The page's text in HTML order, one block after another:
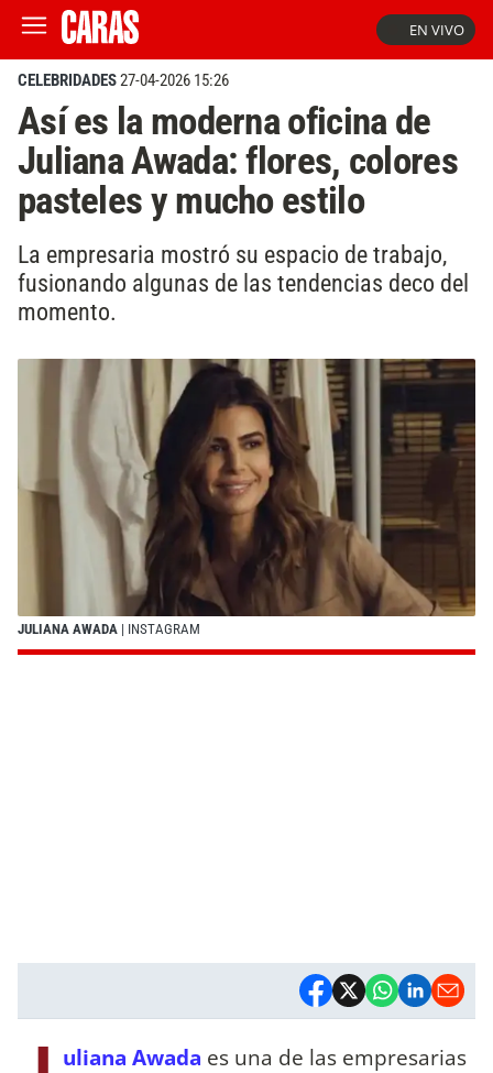
EN VIVO
CELEBRIDADES27-04-2026 15:26
Así es la moderna oficina de
Juliana Awada: flores, colores
pasteles y mucho estilo
La empresaria mostró su espacio de trabajo,
fusionando algunas de las tendencias deco del
momento.
JULIANA AWADA | INSTAGRAM
uliana Awada es una de las empresarias